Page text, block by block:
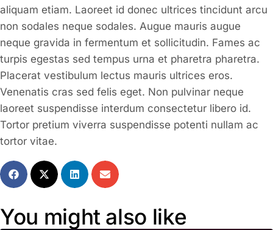
aliquam etiam. Laoreet id donec ultrices tincidunt arcu
non sodales neque sodales. Augue mauris augue
neque gravida in fermentum et sollicitudin. Fames ac
turpis egestas sed tempus urna et pharetra pharetra.
Placerat vestibulum lectus mauris ultrices eros.
Venenatis cras sed felis eget. Non pulvinar neque
laoreet suspendisse interdum consectetur libero id.
Tortor pretium viverra suspendisse potenti nullam ac
tortor vitae.
You might also like